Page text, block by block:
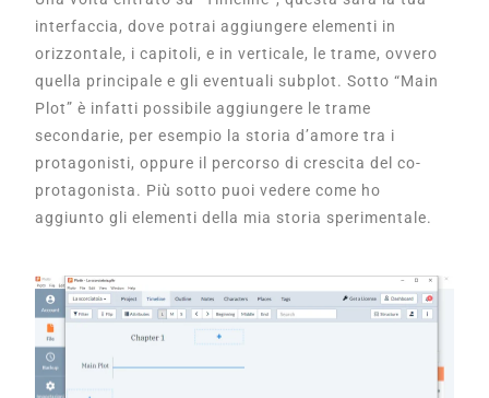
interfaccia, dove potrai aggiungere elementi in
orizzontale, i capitoli, e in verticale, le trame, ovvero
quella principale e gli eventuali subplot. Sotto “Main
Plot” è infatti possibile aggiungere le trame
secondarie, per esempio la storia d’amore tra i
protagonisti, oppure il percorso di crescita del co-
protagonista. Più sotto puoi vedere come ho
aggiunto gli elementi della mia storia sperimentale.